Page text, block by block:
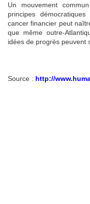
Un mouvement
principes
cancer financier peut
que même outre-
idées de progrès peuvent
Source : http://